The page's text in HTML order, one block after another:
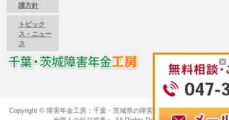
護方針
トピック
ス・ニュー
ス
Copyright ©障害年金工房：千葉・茨城県の障害年金のご相談は障害年